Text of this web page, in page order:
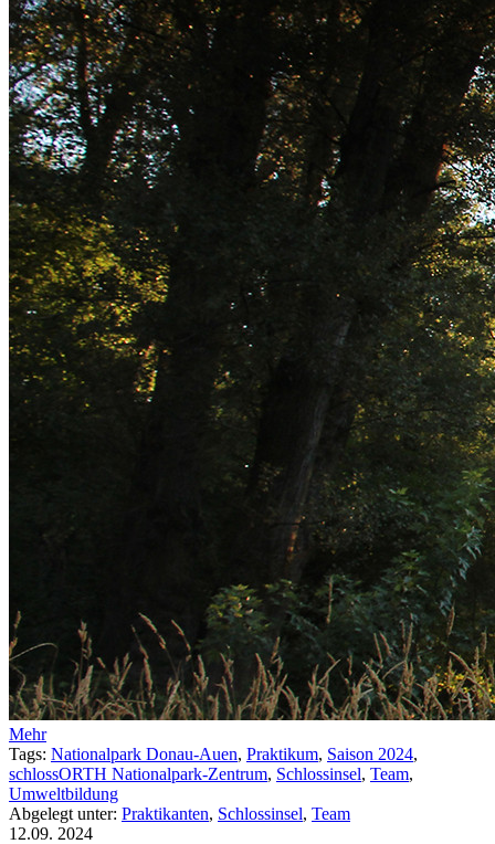
Mehr
Tags: Nationalpark Donau-Auen, Praktikum, Saison 2024,
schlossORTH Nationalpark-Zentrum, Schlossinsel, Team,
Umweltbildung
Abgelegt unter: Praktikanten, Schlossinsel, Team
12.09. 2024